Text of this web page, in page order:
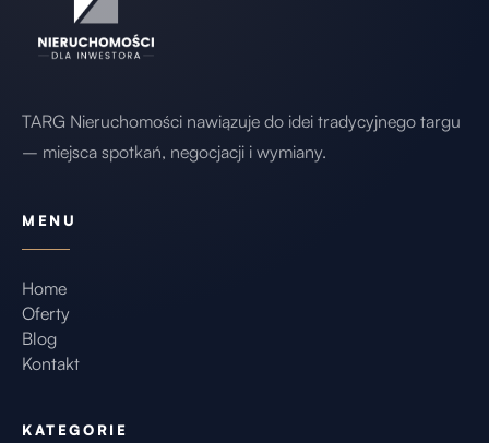
TARG Nieruchomości nawiązuje do idei tradycyjnego targu
– miejsca spotkań, negocjacji i wymiany.
MENU
Home
Oferty
Blog
Kontakt
KATEGORIE